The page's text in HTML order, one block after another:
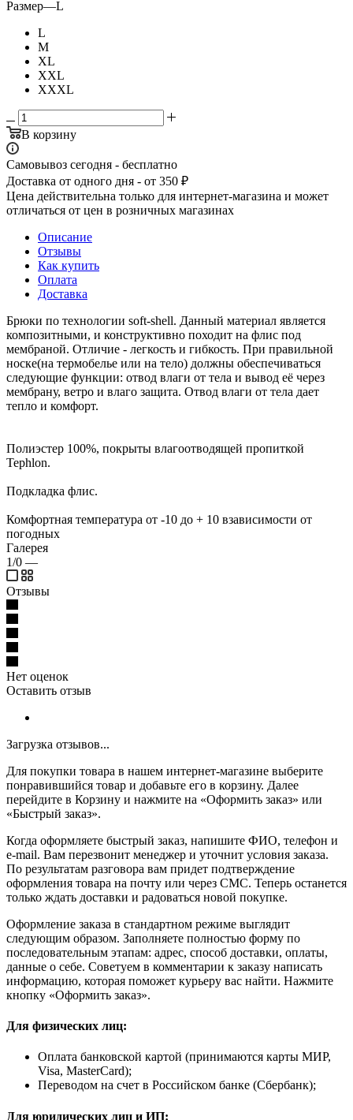
Размер—L
L
M
XL
XXL
XXXL
В корзину
Самовывоз сегодня - бесплатно
Доставка от одного дня - от 350 ₽
Цена действительна только для интернет-магазина и может
отличаться от цен в розничных магазинах
Описание
Отзывы
Как купить
Оплата
Доставка
Брюки по технологии soft-shell. Данный материал является
композитными, и конструктивно походит на флис под
мембраной. Отличие - легкость и гибкость. При правильной
носке(на термобелье или на тело) должны обеспечиваться
следующие функции: отвод влаги от тела и вывод её через
мембрану, ветро и влаго защита. Отвод влаги от тела дает
тепло и комфорт.
Полиэстер 100%, покрыты влагоотводящей пропиткой
Tephlon.
Подкладка флис.
Комфортная температура от -10 до + 10 взависимости от
погодных
Галерея
1/0 —
Отзывы
Нет оценок
Оставить отзыв
Загрузка отзывов...
Для покупки товара в нашем интернет-магазине выберите
понравившийся товар и добавьте его в корзину. Далее
перейдите в Корзину и нажмите на «Оформить заказ» или
«Быстрый заказ».
Когда оформляете быстрый заказ, напишите ФИО, телефон и
e-mail. Вам перезвонит менеджер и уточнит условия заказа.
По результатам разговора вам придет подтверждение
оформления товара на почту или через СМС. Теперь останется
только ждать доставки и радоваться новой покупке.
Оформление заказа в стандартном режиме выглядит
следующим образом. Заполняете полностью форму по
последовательным этапам: адрес, способ доставки, оплаты,
данные о себе. Советуем в комментарии к заказу написать
информацию, которая поможет курьеру вас найти. Нажмите
кнопку «Оформить заказ».
Для физических лиц:
Оплата банковской картой (принимаются карты МИР,
Visa, MasterCard);
Переводом на счет в Российском банке (Сбербанк);
Для юридических лиц и ИП: